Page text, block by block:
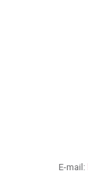
E-mail: